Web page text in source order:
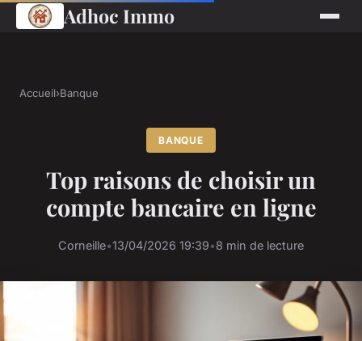
Adhoc Immo
Accueil›Banque
BANQUE
Top raisons de choisir un
compte bancaire en ligne
Corneille•13/04/2026 19:39•8 min de lecture